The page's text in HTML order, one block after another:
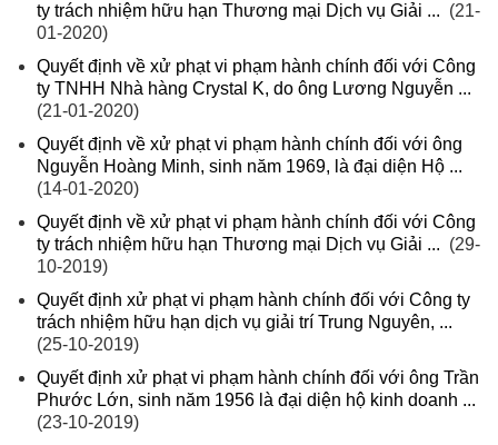
ty trách nhiệm hữu hạn Thương mại Dịch vụ Giải ... (21-
01-2020)
Quyết định về xử phạt vi phạm hành chính đối với Công
ty TNHH Nhà hàng Crystal K, do ông Lương Nguyễn ...
(21-01-2020)
Quyết định về xử phạt vi phạm hành chính đối với ông
Nguyễn Hoàng Minh, sinh năm 1969, là đại diện Hộ ...
(14-01-2020)
Quyết định về xử phạt vi phạm hành chính đối với Công
ty trách nhiệm hữu hạn Thương mại Dịch vụ Giải ... (29-
10-2019)
Quyết định xử phạt vi phạm hành chính đối với Công ty
trách nhiệm hữu hạn dịch vụ giải trí Trung Nguyên, ...
(25-10-2019)
Quyết định xử phạt vi phạm hành chính đối với ông Trần
Phước Lớn, sinh năm 1956 là đại diện hộ kinh doanh ...
(23-10-2019)